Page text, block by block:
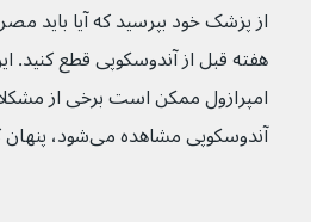
از پزشک خود بپرسید که آیا باید
هفته قبل از آندوسکوپی قطع کنید.
امپرازول ممکن است برخی از
آندوسکوپی مشاهده می‌شود، پنهان کند.